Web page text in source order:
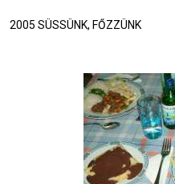
2005 SÜSSÜNK, FŐZZÜNK